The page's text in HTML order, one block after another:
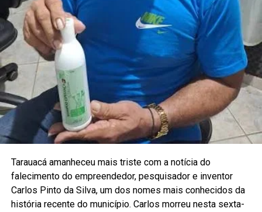
Tarauacá amanheceu mais triste com a notícia do
falecimento do empreendedor, pesquisador e inventor
Carlos Pinto da Silva, um dos nomes mais conhecidos da
história recente do município. Carlos morreu nesta sexta-